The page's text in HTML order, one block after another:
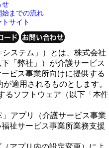
せ
始までの流れ
サイト
ード お問い合わせ
ステム」）とは、株式会社
「弊社」）が介護サービス
ビス事業所向けに提供する
適用されるものとします。
るソフトウェア（以下「本件
」アプリ（介護サービス事業
祉サービス事業所業務支援